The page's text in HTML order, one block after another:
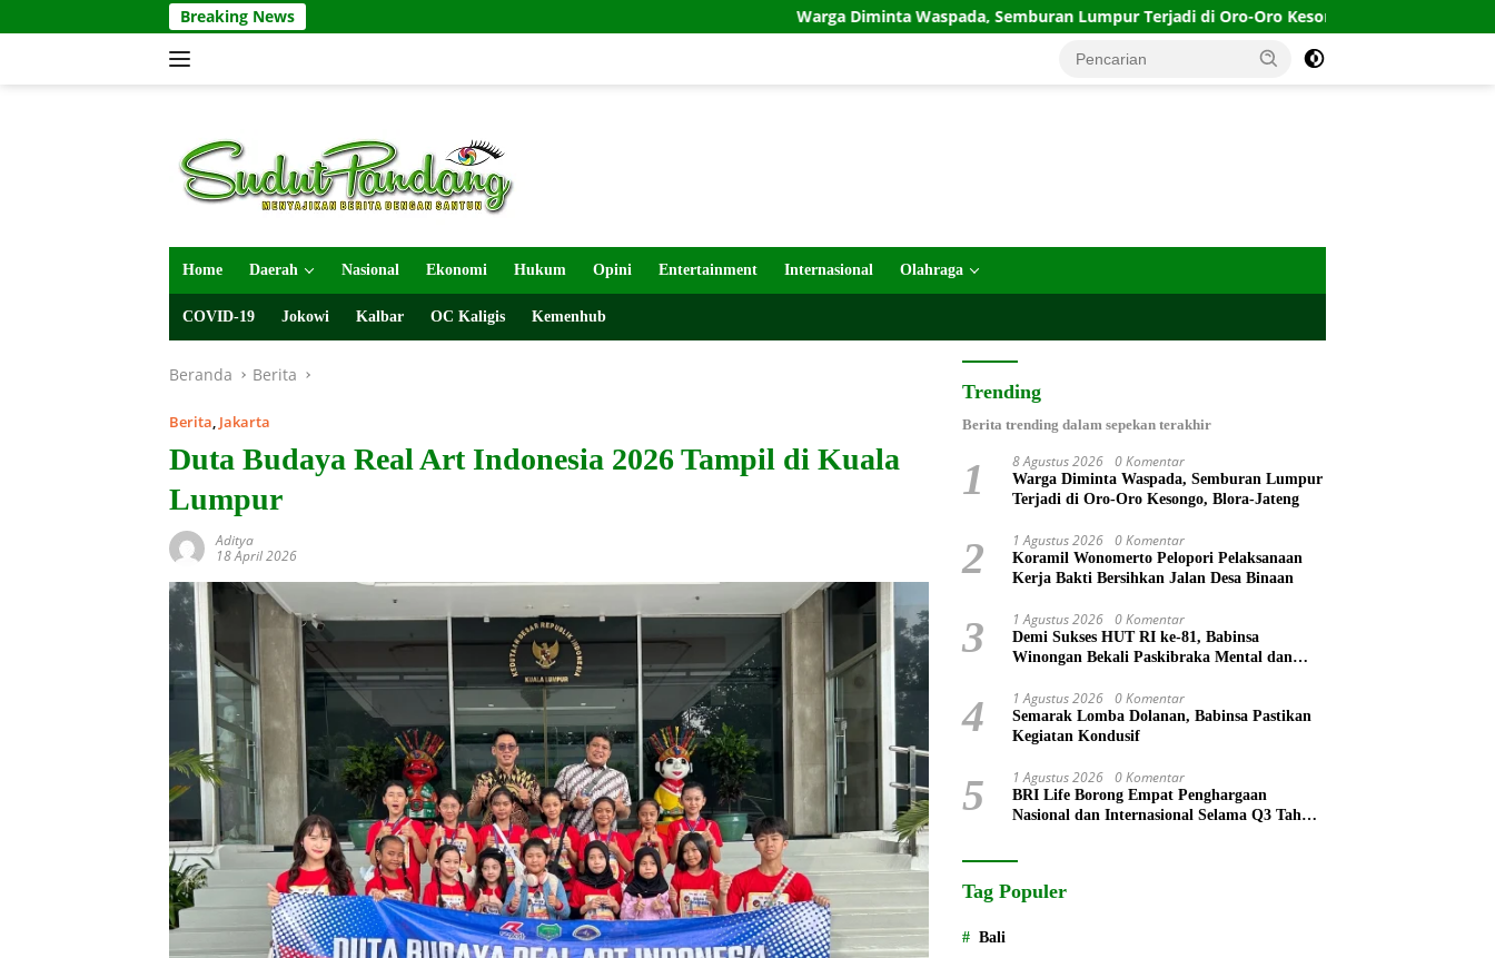
ke
Breaking News Warga Diminta Waspada, Semburan Lumpur Terjadi di Oro-Oro Kesongo, Blora-Jateng
Home Daerah Nasional Ekonomi Hukum Opini Entertainment Internasional Olahraga
COVID-19 Jokowi Kalbar OC Kaligis Kemenhub
Beranda Berita
Berita, Jakarta
Duta Budaya Real Art Indonesia 2026 Tampil di Kuala
Lumpur
Aditya
18 April 2026
Trending
Berita trending dalam sepekan terakhir
1 8 Agustus 2026 0 Komentar
Warga Diminta Waspada, Semburan Lumpur
Terjadi di Oro-Oro Kesongo, Blora-Jateng
2 1 Agustus 2026 0 Komentar
Koramil Wonomerto Pelopori Pelaksanaan
Kerja Bakti Bersihkan Jalan Desa Binaan
3 1 Agustus 2026 0 Komentar
Demi Sukses HUT RI ke-81, Babinsa
Winongan Bekali Paskibraka Mental dan
4 1 Agustus 2026 0 Komentar
Semarak Lomba Dolanan, Babinsa Pastikan
Kegiatan Kondusif
5 1 Agustus 2026 0 Komentar
BRI Life Borong Empat Penghargaan
Nasional dan Internasional Selama Q3 Tahun
Tag Populer
Bali